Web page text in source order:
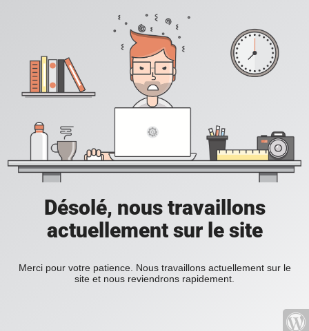
Désolé, nous travaillons
actuellement sur le site
Merci pour votre patience. Nous travaillons actuellement sur le
site et nous reviendrons rapidement.